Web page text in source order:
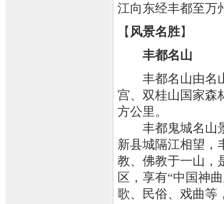
江向东经丰都至万
【 风景名胜】
丰都名山
丰都名山由名
宫、双桂山国家森
方公里。
丰都鬼城名山
新县城隔江相望，
教、佛教于一山，
区，享有“中国神
歌、民俗、戏曲等